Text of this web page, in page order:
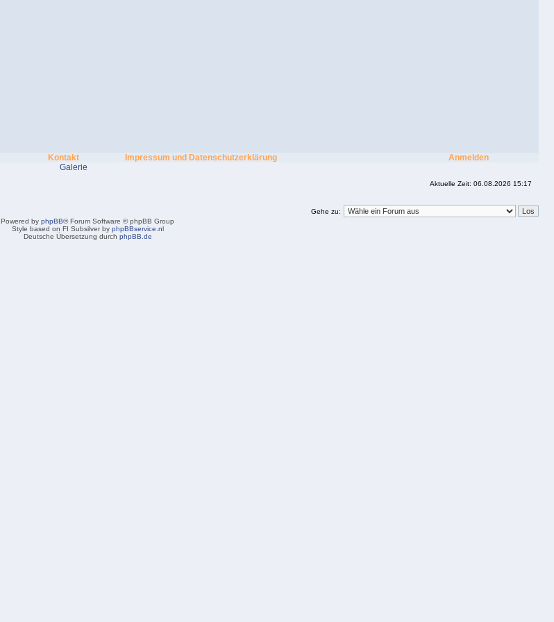
Kontakt Impressum und Datenschutzerklärung
Anmelden
Galerie
Aktuelle Zeit: 06.08.2026 15:17
Gehe zu:
Powered by phpBB® Forum Software © phpBB Group
Style based on FI Subsilver by phpBBservice.nl
Deutsche Übersetzung durch phpBB.de